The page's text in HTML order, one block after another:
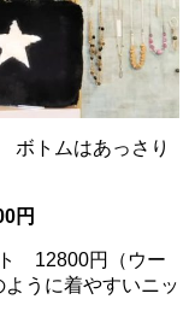
ボトムはあっさり
円
12800円（ウー
うに着やすいニッ